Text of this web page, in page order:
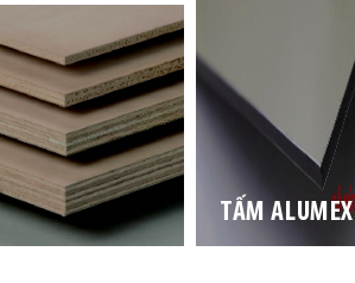
TẤM ALUMEX